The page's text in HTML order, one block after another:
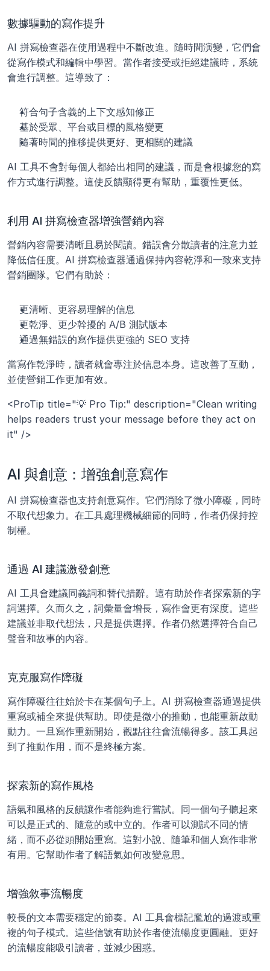
數據驅動的寫作提升
AI 拼寫檢查器在使​​用過程中不斷改進。隨時間演變，它們會
從寫作模式和編輯中學習。當作者接受或拒絕建議時，系統
會進行調整。這導致了：
符合句子含義的上下文感知修正
基於受眾、平台或目標的風格變更
隨著時間的推移提供更好、更相關的建議
AI 工具不會對每個人都給出相同的建議，而是會根據您的寫
作方式進行調整。這使反饋顯得更有幫助，重覆性更低。
利用 AI 拼寫檢查器增強營銷內容
營銷內容需要清晰且易於閱讀。錯誤會分散讀者的注意力並
降低信任度。AI 拼寫檢查器通過保持內容乾淨和一致來支持
營銷團隊。它們有助於：
更清晰、更容易理解的信息
更乾淨、更少幹擾的 A/B 測試版本
通過無錯誤的寫作提供更強的 SEO 支持
當寫作乾淨時，讀者就會專注於信息本身。這改善了互動，
並使營銷工作更加有效。
<ProTip title="💡 Pro Tip:" description="Clean writing
helps readers trust your message before they act on
it" />
AI 與創意：增強創意寫作
AI 拼寫檢查器也支持創意寫作。它們消除了微小障礙，同時
不取代想象力。在工具處理機械細節的同時，作者仍保持控
制權。
通過 AI 建議激發創意
AI 工具會建議同義詞和替代措辭。這有助於作者探索新的字
詞選擇。久而久之，詞彙量會增長，寫作會更有深度。這些
建議並非取代想法，只是提供選擇。作者仍然選擇符合自己
聲音和故事的內容。
克克服寫作障礙
寫作障礙往往始於卡在某個句子上。AI 拼寫檢查器通過提供
重寫或補全來提供幫助。即使是微小的推動，也能重新啟動
動力。一旦寫作重新開始，觀點往往會流暢得多。該工具起
到了推動作用，而不是終極方案。
探索新的寫作風格
語氣和風格的反饋讓作者能夠進行嘗試。同一個句子聽起來
可以是正式的、隨意的或中立的。作者可以測試不同的情
緒，而不必從頭開始重寫。這對小說、隨筆和個人寫作非常
有用。它幫助作者了解語氣如何改變意思。
增強敘事流暢度
較長的文本需要穩定的節奏。AI 工具會標記尷尬的過渡或重
複的句子模式。這些信號有助於作者使流暢度更圓融。更好
的流暢度能吸引讀者，並減少困惑。